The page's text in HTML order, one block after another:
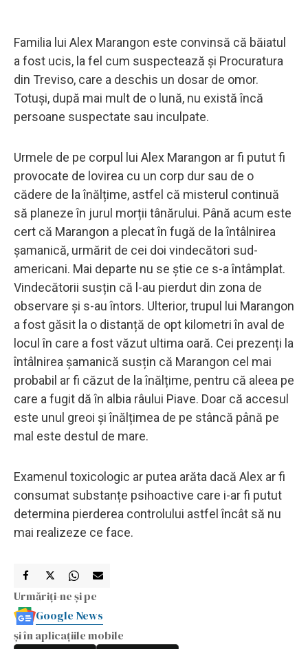
Familia lui Alex Marangon este convinsă că băiatul
a fost ucis, la fel cum suspectează și Procuratura
din Treviso, care a deschis un dosar de omor.
Totuși, după mai mult de o lună, nu există încă
persoane suspectate sau inculpate.
Urmele de pe corpul lui Alex Marangon ar fi putut fi
provocate de lovirea cu un corp dur sau de o
cădere de la înălțime, astfel că misterul continuă
să planeze în jurul morții tânărului. Până acum este
cert că Marangon a plecat în fugă de la întâlnirea
șamanică, urmărit de cei doi vindecători sud-
americani. Mai departe nu se știe ce s-a întâmplat.
Vindecătorii susțin că l-au pierdut din zona de
observare și s-au întors. Ulterior, trupul lui Marangon
a fost găsit la o distanță de opt kilometri în aval de
locul în care a fost văzut ultima oară. Cei prezenți la
întâlnirea șamanică susțin că Marangon cel mai
probabil ar fi căzut de la înălțime, pentru că aleea pe
care a fugit dă în albia râului Piave. Doar că accesul
este unul greoi și înălțimea de pe stâncă până pe
mal este destul de mare.
Examenul toxicologic ar putea arăta dacă Alex ar fi
consumat substanțe psihoactive care i-ar fi putut
determina pierderea controlului astfel încât să nu
mai realizeze ce face.
Urmăriți-ne și pe
Google News
și în aplicațiile mobile